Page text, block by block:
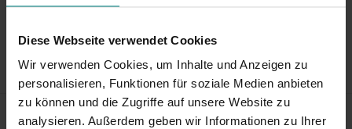
Diese Webseite verwendet Cookies
Wir verwenden Cookies, um Inhalte und Anzeigen zu
personalisieren, Funktionen für soziale Medien anbieten
zu können und die Zugriffe auf unsere Website zu
analysieren. Außerdem geben wir Informationen zu Ihrer
Produktbeschreibung
Zubehör